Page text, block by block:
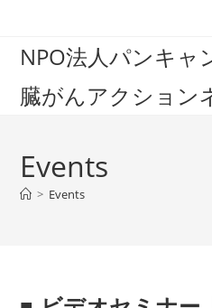
contentNPO法人パンキャ
臓がんアクション
Events
> Events